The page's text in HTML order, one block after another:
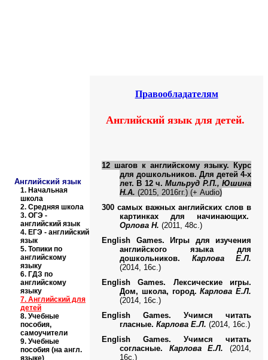
Английский язык
1. Начальная
школа
2. Средняя школа
3. ОГЭ -
английский язык
4. ЕГЭ - английский
язык
5. Топики по
английскому
языку
6. ГДЗ по
английскому
языку
7. Английский для
детей
8. Учебные
пособия,
самоучители
9. Учебные
пособия (на англ.
языке)
Правообладателям
Английский язык для детей.
12 шагов к английскому языку. Курс
для дошкольников. Для детей 4-х
лет. В 12 ч.Мильруд Р.П., Юшина
Н.А. (2015, 2016гг.) (+ Audio)
300 самых важных английских слов в
картинках для начинающих.
Орлова Н. (2011, 48с.)
English Games. Игры для изучения
английского языка для
дошкольников. Карлова Е.Л.
(2014, 16с.)
English Games. Лексические игры.
Дом, школа, город.Карлова Е.Л.
(2014, 16с.)
English Games. Учимся читать
гласные. Карлова Е.Л. (2014, 16с.)
English Games. Учимся читать
согласные. Карлова Е.Л. (2014,
16с.)